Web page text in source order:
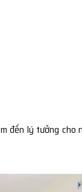
đến lý tưởng cho